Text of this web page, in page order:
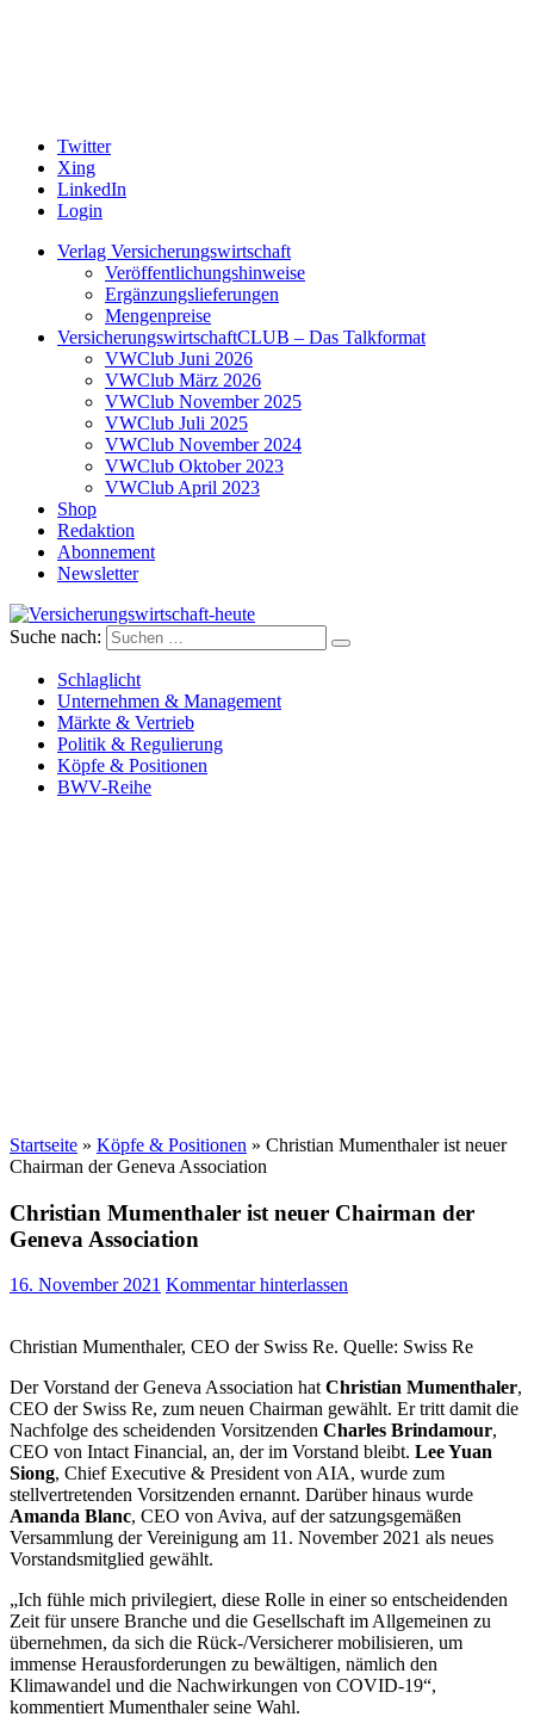
Twitter
Xing
LinkedIn
Login
Verlag Versicherungswirtschaft
Veröffentlichungshinweise
Ergänzungslieferungen
Mengenpreise
VersicherungswirtschaftCLUB – Das Talkformat
VWClub Juni 2026
VWClub März 2026
VWClub November 2025
VWClub Juli 2025
VWClub November 2024
VWClub Oktober 2023
VWClub April 2023
Shop
Redaktion
Abonnement
Newsletter
Versicherungswirtschaft-heute
Suche nach:
Schlaglicht
Unternehmen & Management
Märkte & Vertrieb
Politik & Regulierung
Köpfe & Positionen
BWV-Reihe
Startseite » Köpfe & Positionen » Christian Mumenthaler ist neuer
Chairman der Geneva Association
Christian Mumenthaler ist neuer Chairman der
Geneva Association
16. November 2021 Kommentar hinterlassen
Christian Mumenthaler, CEO der Swiss Re. Quelle: Swiss Re
Der Vorstand der Geneva Association hatChristian Mumenthaler,
CEO der Swiss Re, zum neuen Chairman gewählt. Er tritt damit die
Nachfolge des scheidenden Vorsitzenden Charles Brindamour,
CEO von Intact Financial, an, der im Vorstand bleibt. Lee Yuan
Siong, Chief Executive & President von AIA, wurde zum
stellvertretenden Vorsitzenden ernannt. Darüber hinaus wurde
Amanda Blanc, CEO von Aviva, auf der satzungsgemäßen
Versammlung der Vereinigung am 11. November 2021 als neues
Vorstandsmitglied gewählt.
„Ich fühle mich privilegiert, diese Rolle in einer so entscheidenden
Zeit für unsere Branche und die Gesellschaft im Allgemeinen zu
übernehmen, da sich die Rück-/Versicherer mobilisieren, um
immense Herausforderungen zu bewältigen, nämlich den
Klimawandel und die Nachwirkungen von COVID-19“,
kommentiert Mumenthaler seine Wahl.